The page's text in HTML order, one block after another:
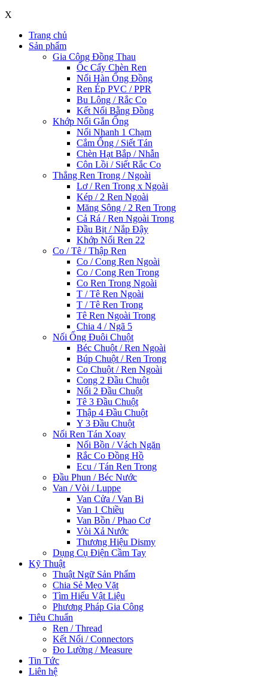
X
Trang chủ
Sản phẩm
Gia Công Đồng Thau
Ốc Cấy Chèn Ren
Nối Hàn Ống Đồng
Ren Ép PVC / PPR
Bu Lông / Rắc Co
Kết Nối Bằng Đồng
Khớp Nối Gắn Ống
Nối Nhanh 1 Chạm
Cắm Ống / Siết Tán
Chèn Hạt Bắp / Nhẫn
Côn Lồi / Siết Rắc Co
Thẳng Ren Trong / Ngoài
Lơ / Ren Trong x Ngoài
Kép / 2 Ren Ngoài
Măng Sông / 2 Ren Trong
Cả Rá / Ren Ngoài Trong
Đầu Bịt / Nắp Đậy
Khớp Nối Ren 22
Co / Tê / Thập Ren
Co / Cong Ren Ngoài
Co / Cong Ren Trong
Co Ren Trong Ngoài
T / Tê Ren Ngoài
T / Tê Ren Trong
Tê Ren Ngoài Trong
Chia 4 / Ngã 5
Nối Ống Đuôi Chuột
Béc Chuột / Ren Ngoài
Búp Chuột / Ren Trong
Co Chuột / Ren Ngoài
Cong 2 Đầu Chuột
Nối 2 Đầu Chuột
Tê 3 Đầu Chuột
Thập 4 Đầu Chuột
Y 3 Đầu Chuột
Nối Ren Tán Xoay
Nối Bồn / Vách Ngăn
Rắc Co Đồng Hồ
Ecu / Tán Ren Trong
Đầu Phun / Béc Nước
Van / Vòi / Luppe
Van Cửa / Van Bi
Van 1 Chiều
Van Bồn / Phao Cơ
Vòi Xả Nước
Thương Hiệu Dismy
Dụng Cụ Điện Cầm Tay
Kỹ Thuật
Thuật Ngữ Sản Phẩm
Chia Sẻ Mẹo Vặt
Tìm Hiểu Vật Liệu
Phương Pháp Gia Công
Tiêu Chuẩn
Ren / Thread
Kết Nối / Connectors
Đo Lường / Measure
Tin Tức
Liên hệ